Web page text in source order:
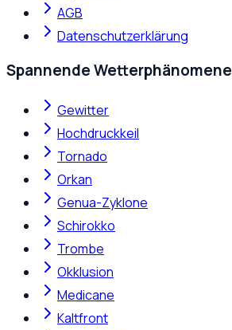
AGB
Datenschutzerklärung
Spannende Wetterphänomene
Gewitter
Hochdruckkeil
Tornado
Orkan
Genua-Zyklone
Schirokko
Trombe
Okklusion
Medicane
Kaltfront